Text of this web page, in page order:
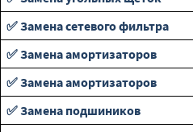
✅ Замена сетевого фильтра
✅ Замена амортизаторов
✅ Замена амортизаторов
✅ Замена подшиников